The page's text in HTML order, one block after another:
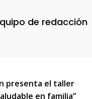
de redacción
presenta el taller
en familia”